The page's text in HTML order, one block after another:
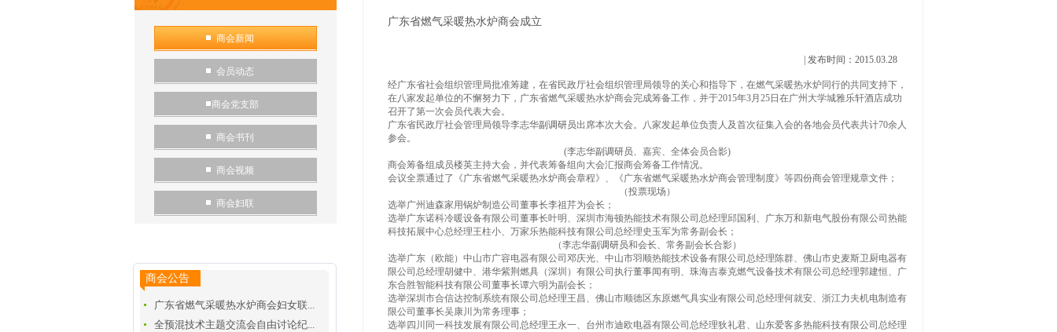
商会新闻
会员动态
商会党支部
商会书刊
商会视频
商会妇联
商会公告
广东省燃气采暖热水炉商会妇女联...
全预混技术主题交流会自由讨论纪...
广东省燃气采暖热水炉商会成立
| 发布时间：2015.03.28
经广东省社会组织管理局批准筹建，在省民政厅社会组织管理局领导的关心和指导下，在燃气采暖热水炉同行的共同支持下，
在八家发起单位的不懈努力下，广东省燃气采暖热水炉商会完成筹备工作，并于2015年3月25日在广州大学城雅乐轩酒店成功
召开了第一次会员代表大会。
广东省民政厅社会管理局领导李志华副调研员出席本次大会。八家发起单位负责人及首次征集入会的各地会员代表共计70余人
参会。
(李志华副调研员、嘉宾、全体会员合影)
商会筹备组成员楼英主持大会，并代表筹备组向大会汇报商会筹备工作情况。
会议全票通过了《广东省燃气采暖热水炉商会章程》、《广东省燃气采暖热水炉商会管理制度》等四份商会管理规章文件；
（投票现场）
选举广州迪森家用锅炉制造公司董事长李祖芹为会长；
选举广东诺科冷暖设备有限公司董事长叶明、深圳市海顿热能技术有限公司总经理邱国利、广东万和新电气股份有限公司热能
科技拓展中心总经理王柱小、万家乐热能科技有限公司总经理史玉军为常务副会长；
（李志华副调研员和会长、常务副会长合影）
选举广东（欧能）中山市广容电器有限公司邓庆光、中山市羽顺热能技术设备有限公司总经理陈群、佛山市史麦斯卫厨电器有
限公司总经理胡健中、港华紫荆燃具（深圳）有限公司执行董事闻有明、珠海吉泰克燃气设备技术有限公司总经理郭建恒、广
东合胜智能科技有限公司董事长谭六明为副会长；
选举深圳市合信达控制系统有限公司总经理王昌、佛山市顺德区东原燃气具实业有限公司总经理何就安、浙江力夫机电制造有
限公司董事长吴康川为常务理事；
选举四川同一科技发展有限公司总经理王永一、台州市迪欧电器有限公司总经理狄礼君、山东爱客多热能科技有限公司总经理